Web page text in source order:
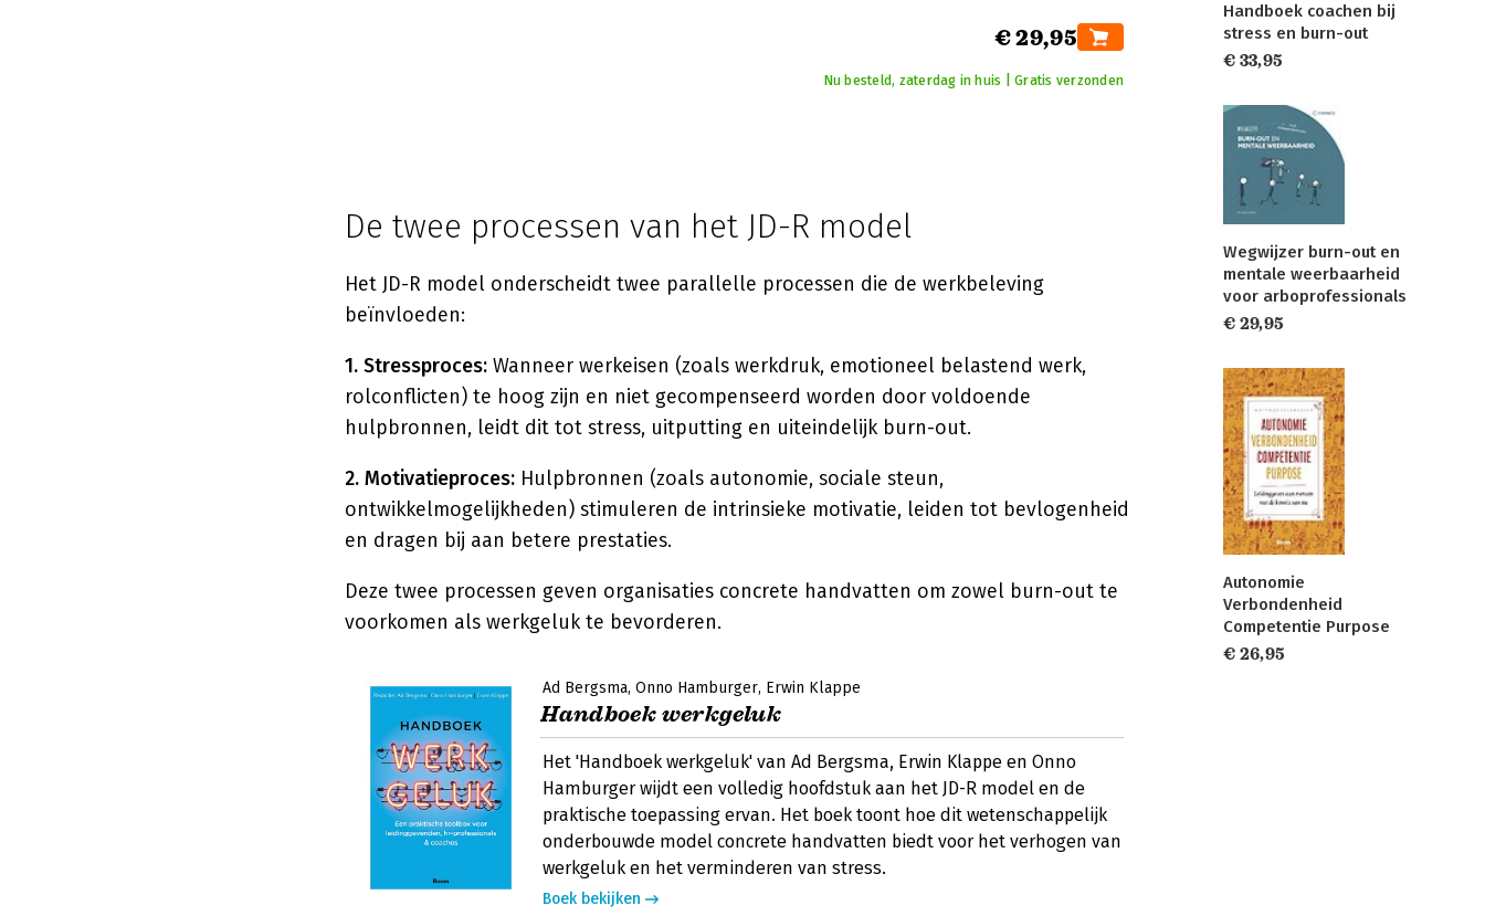
€ 29,95
Nu besteld, zaterdag in huis | Gratis verzonden
De twee processen van het JD-R model
Het JD-R model onderscheidt twee parallelle processen die de werkbeleving
beïnvloeden:
1. Stressproces: Wanneer werkeisen (zoals werkdruk, emotioneel belastend werk,
rolconflicten) te hoog zijn en niet gecompenseerd worden door voldoende
hulpbronnen, leidt dit tot stress, uitputting en uiteindelijk burn-out.
2. Motivatieproces: Hulpbronnen (zoals autonomie, sociale steun,
ontwikkelmogelijkheden) stimuleren de intrinsieke motivatie, leiden tot bevlogenheid
en dragen bij aan betere prestaties.
Deze twee processen geven organisaties concrete handvatten om zowel burn-out te
voorkomen als werkgeluk te bevorderen.
Ad Bergsma Onno Hamburger Erwin Klappe
Handboek werkgeluk
Het 'Handboek werkgeluk' van Ad Bergsma, Erwin Klappe en Onno
Hamburger wijdt een volledig hoofdstuk aan het JD-R model en de
praktische toepassing ervan. Het boek toont hoe dit wetenschappelijk
onderbouwde model concrete handvatten biedt voor het verhogen van
werkgeluk en het verminderen van stress.
Boek bekijken
Handboek coachen bij
stress en burn-out
€ 33,95
Wegwijzer burn-out en
mentale weerbaarheid
voor arboprofessionals
€ 29,95
Autonomie
Verbondenheid
Competentie Purpose
€ 26,95